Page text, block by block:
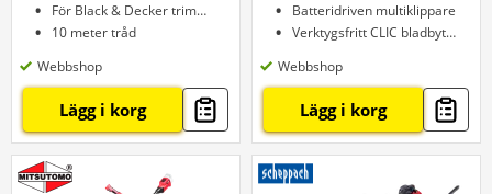
För Black & Decker trimmers
10 meter tråd
Webbshop
Lägg i korg
Batteridriven multiklippare
Verktygsfritt CLIC bladbytessystem
Webbshop
Lägg i korg